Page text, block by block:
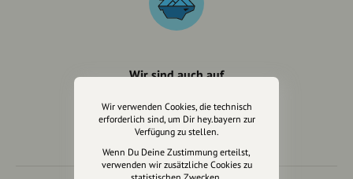
Wir sind auch auf
Wir verwenden Cookies, die technisch
erforderlich sind, um Dir hey.bayern zur
Verfügung zu stellen.
Wenn Du Deine Zustimmung erteilst,
verwenden wir zusätzliche Cookies zu